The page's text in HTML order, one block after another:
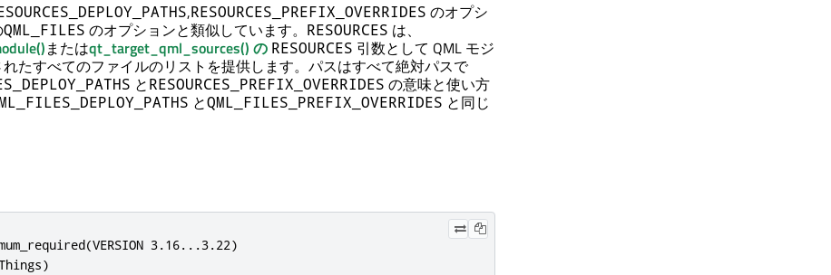
,RESOURCES_PREFIX_OVERRIDES のオプシ
QML_FILES のオプションと類似しています。 RESOURCES は、
またはqt_target_qml_sources() の RESOURCES 引数として QML モジ
たすべてのファイルのリストを提供します。パスはすべて絶対パスで
とRESOURCES_PREFIX_OVERRIDES の意味と使い方
とQML_FILES_PREFIX_OVERRIDES と同じ
3.16...3.22)